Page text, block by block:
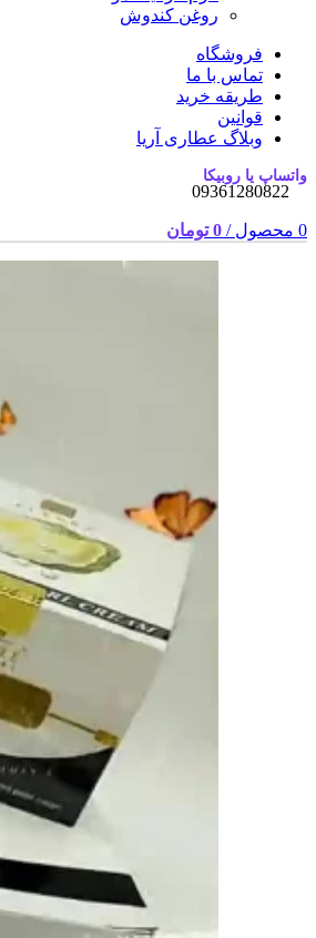
روغن کندوش
فروشگاه
تماس با ما
طریقه خرید
قوانین
وبلاگ عطاری آریا
واتساپ یا روبیکا
0 محصول /
0 تومان